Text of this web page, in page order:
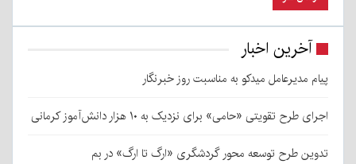
آخرین اخبار
پیام مدیرعامل میدکو به مناسبت روز خبرنگار
اجرای طرح تقویتی «حامی» برای نزدیک به ۱۰ هزار دانش‌آموز کرمانی
تدوین طرح توسعه محور گردشگری «ارگ تا ارگ» در بم